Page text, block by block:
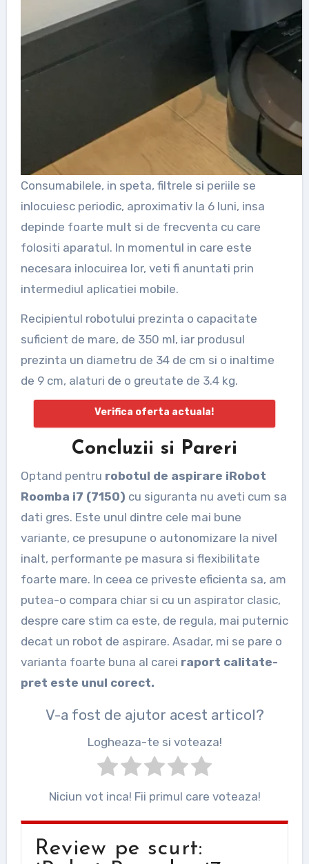
Consumabilele, in speta, filtrele si periile se
inlocuiesc periodic, aproximativ la 6 luni, insa
depinde foarte mult si de frecventa cu care
folositi aparatul. In momentul in care este
necesara inlocuirea lor, veti fi anuntati prin
intermediul aplicatiei mobile.
Recipientul robotului prezinta o capacitate
suficient de mare, de 350 ml, iar produsul
prezinta un diametru de 34 de cm si o inaltime
de 9 cm, alaturi de o greutate de 3.4 kg.
Verifica oferta actuala!
Concluzii si Pareri
Optand pentru robotul de aspirare iRobot
Roomba i7 (7150) cu siguranta nu aveti cum sa
dati gres. Este unul dintre cele mai bune
variante, ce presupune o autonomizare la nivel
inalt, performante pe masura si flexibilitate
foarte mare. In ceea ce priveste eficienta sa, am
putea-o compara chiar si cu un aspirator clasic,
despre care stim ca este, de regula, mai puternic
decat un robot de aspirare. Asadar, mi se pare o
varianta foarte buna al carei raport calitate-
pret este unul corect.
V-a fost de ajutor acest articol?
Logheaza-te si voteaza!
Niciun vot inca! Fii primul care voteaza!
Review pe scurt: